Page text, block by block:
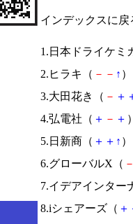
インデックスに戻
1.日本ドライケミ
2.ヒラキ（ － － ↑
3.大田花き（ － ＋
4.弘電社（ ＋ － ＋
5.日新商（ ＋ ＋ ↑
6.グローバルX（
7.イデアインター
8.iシェアーズ（ ＋